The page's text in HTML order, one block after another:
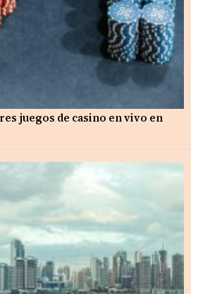
juegos de casino en vivo en